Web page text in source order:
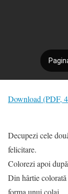
Download (PDF,
Decupezi cele
felicitare.
Colorezi apoi
Din hârtie
forma unui colaj.